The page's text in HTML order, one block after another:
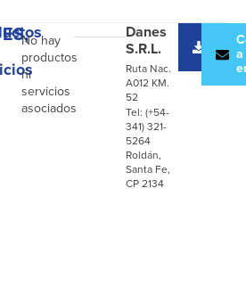
No hay
productos
ni
servicios
asociados
Danes
S.R.L.
Ruta Nac.
A012 KM.
52
Tel: (+54-
341) 321-
5264
Roldán,
Santa Fe,
CP 2134